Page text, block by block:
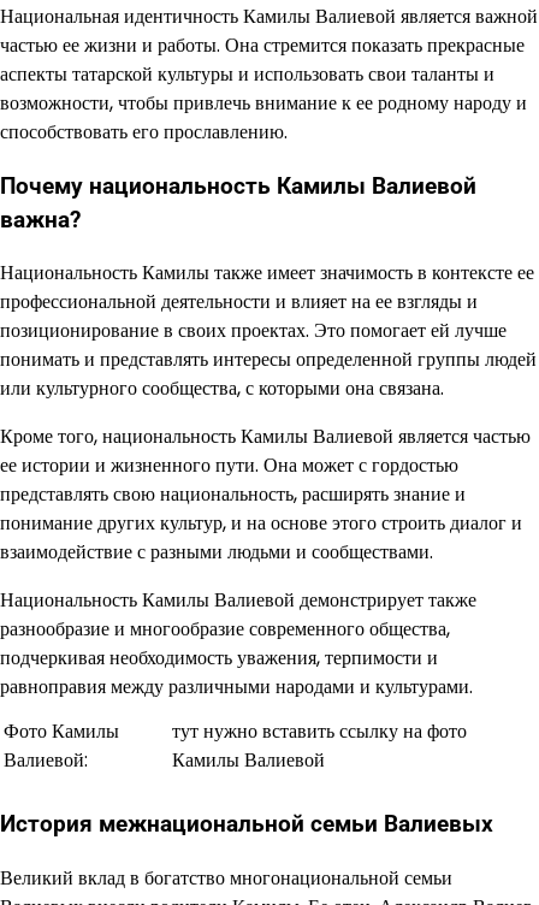
Национальная идентичность Камилы Валиевой является важной
частью ее жизни и работы. Она стремится показать прекрасные
аспекты татарской культуры и использовать свои таланты и
возможности, чтобы привлечь внимание к ее родному народу и
способствовать его прославлению.
Почему национальность Камилы Валиевой
важна?
Национальность Камилы также имеет значимость в контексте ее
профессиональной деятельности и влияет на ее взгляды и
позиционирование в своих проектах. Это помогает ей лучше
понимать и представлять интересы определенной группы людей
или культурного сообщества, с которыми она связана.
Кроме того, национальность Камилы Валиевой является частью
ее истории и жизненного пути. Она может с гордостью
представлять свою национальность, расширять знание и
понимание других культур, и на основе этого строить диалог и
взаимодействие с разными людьми и сообществами.
Национальность Камилы Валиевой демонстрирует также
разнообразие и многообразие современного общества,
подчеркивая необходимость уважения, терпимости и
равноправия между различными народами и культурами.
Фото Камилы
Валиевой:
тут нужно вставить ссылку на фото
Камилы Валиевой
История межнациональной семьи Валиевых
Великий вклад в богатство многонациональной семьи